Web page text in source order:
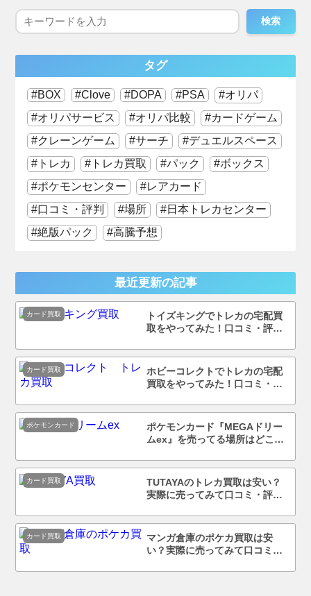
検索
タグ
BOX Clove DOPA PSA
オリパ
オリパサービス
オリパ比較
カードゲーム
クレーンゲーム
サーチ
デュエルスペース
トレカ
トレカ買取 パック
ボックス
ポケモンセンター
レアカード
口コミ・評判
場所
日本トレカセンター
絶版パック
高騰予想
最近更新の記事
トイズキングでトレカの宅配買
取をやってみた！口コミ・評判
カード買取
ホビーコレクトでトレカの宅配
買取をやってみた！口コミ・評
カード買取
ポケモンカード『MEGAドリー
ムex』を売ってる場所はどこ？
ポケモンカード
TUTAYAのトレカ買取は安い？
実際に売ってみて口コミ・評判
カード買取
マンガ倉庫のポケカ買取は安
い？実際に売ってみて口コミ・
カード買取